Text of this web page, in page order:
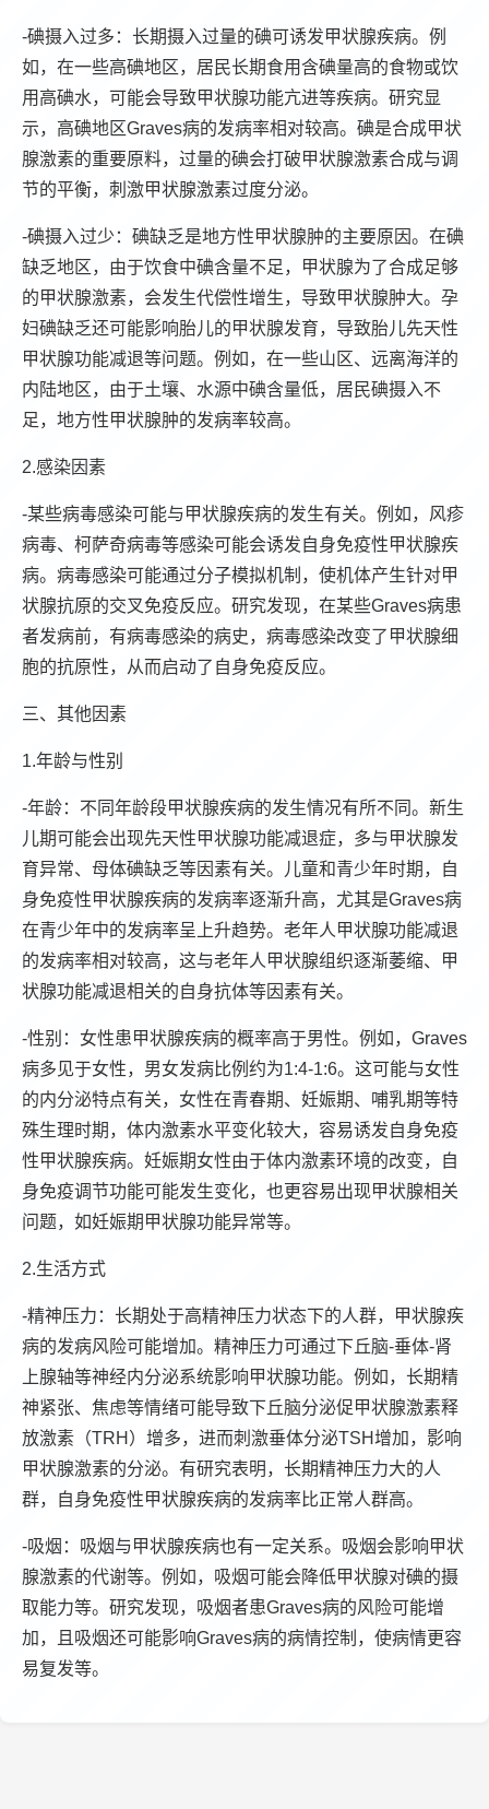
-碘摄入过多：长期摄入过量的碘可诱发甲状腺疾病。例
如，在一些高碘地区，居民长期食用含碘量高的食物或饮
用高碘水，可能会导致甲状腺功能亢进等疾病。研究显
示，高碘地区Graves病的发病率相对较高。碘是合成甲状
腺激素的重要原料，过量的碘会打破甲状腺激素合成与调
节的平衡，刺激甲状腺激素过度分泌。
-碘摄入过少：碘缺乏是地方性甲状腺肿的主要原因。在碘
缺乏地区，由于饮食中碘含量不足，甲状腺为了合成足够
的甲状腺激素，会发生代偿性增生，导致甲状腺肿大。孕
妇碘缺乏还可能影响胎儿的甲状腺发育，导致胎儿先天性
甲状腺功能减退等问题。例如，在一些山区、远离海洋的
内陆地区，由于土壤、水源中碘含量低，居民碘摄入不
足，地方性甲状腺肿的发病率较高。
2.感染因素
-某些病毒感染可能与甲状腺疾病的发生有关。例如，风疹
病毒、柯萨奇病毒等感染可能会诱发自身免疫性甲状腺疾
病。病毒感染可能通过分子模拟机制，使机体产生针对甲
状腺抗原的交叉免疫反应。研究发现，在某些Graves病患
者发病前，有病毒感染的病史，病毒感染改变了甲状腺细
胞的抗原性，从而启动了自身免疫反应。
三、其他因素
1.年龄与性别
-年龄：不同年龄段甲状腺疾病的发生情况有所不同。新生
儿期可能会出现先天性甲状腺功能减退症，多与甲状腺发
育异常、母体碘缺乏等因素有关。儿童和青少年时期，自
身免疫性甲状腺疾病的发病率逐渐升高，尤其是Graves病
在青少年中的发病率呈上升趋势。老年人甲状腺功能减退
的发病率相对较高，这与老年人甲状腺组织逐渐萎缩、甲
状腺功能减退相关的自身抗体等因素有关。
-性别：女性患甲状腺疾病的概率高于男性。例如，Graves
病多见于女性，男女发病比例约为1:4-1:6。这可能与女性
的内分泌特点有关，女性在青春期、妊娠期、哺乳期等特
殊生理时期，体内激素水平变化较大，容易诱发自身免疫
性甲状腺疾病。妊娠期女性由于体内激素环境的改变，自
身免疫调节功能可能发生变化，也更容易出现甲状腺相关
问题，如妊娠期甲状腺功能异常等。
2.生活方式
-精神压力：长期处于高精神压力状态下的人群，甲状腺疾
病的发病风险可能增加。精神压力可通过下丘脑-垂体-肾
上腺轴等神经内分泌系统影响甲状腺功能。例如，长期精
神紧张、焦虑等情绪可能导致下丘脑分泌促甲状腺激素释
放激素（TRH）增多，进而刺激垂体分泌TSH增加，影响
甲状腺激素的分泌。有研究表明，长期精神压力大的人
群，自身免疫性甲状腺疾病的发病率比正常人群高。
-吸烟：吸烟与甲状腺疾病也有一定关系。吸烟会影响甲状
腺激素的代谢等。例如，吸烟可能会降低甲状腺对碘的摄
取能力等。研究发现，吸烟者患Graves病的风险可能增
加，且吸烟还可能影响Graves病的病情控制，使病情更容
易复发等。